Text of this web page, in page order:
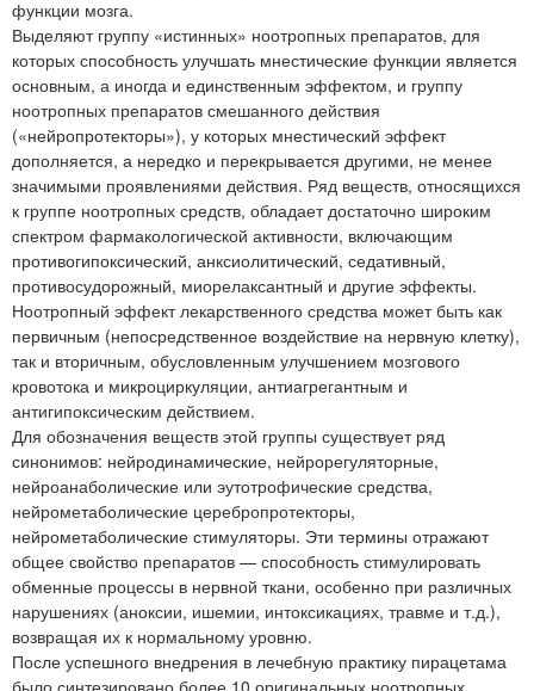
функции мозга.
Выделяют группу «истинных» ноотропных препаратов, для
которых способность улучшать мнестические функции является
основным, а иногда и единственным эффектом, и группу
ноотропных препаратов смешанного действия
(«нейропротекторы»), у которых мнестический эффект
дополняется, а нередко и перекрывается другими, не менее
значимыми проявлениями действия. Ряд веществ, относящихся
к группе ноотропных средств, обладает достаточно широким
спектром фармакологической активности, включающим
противогипоксический, анксиолитический, седативный,
противосудорожный, миорелаксантный и другие эффекты.
Ноотропный эффект лекарственного средства может быть как
первичным (непосредственное воздействие на нервную клетку),
так и вторичным, обусловленным улучшением мозгового
кровотока и микроциркуляции, антиагрегантным и
антигипоксическим действием.
Для обозначения веществ этой группы существует ряд
синонимов: нейродинамические, нейрорегуляторные,
нейроанаболические или эутотрофические средства,
нейрометаболические церебропротекторы,
нейрометаболические стимуляторы. Эти термины отражают
общее свойство препаратов — способность стимулировать
обменные процессы в нервной ткани, особенно при различных
нарушениях (аноксии, ишемии, интоксикациях, травме и т.д.),
возвращая их к нормальному уровню.
После успешного внедрения в лечебную практику пирацетама
было синтезировано более 10 оригинальных ноотропных